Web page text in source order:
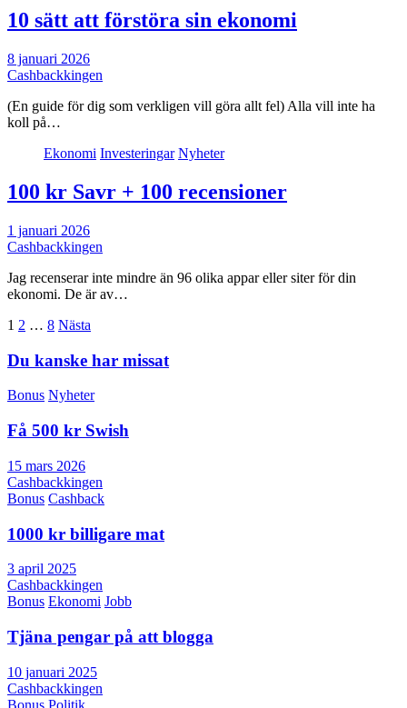
10 sätt att förstöra sin ekonomi
8 januari 2026
Cashbackkingen
(En guide för dig som verkligen vill göra allt fel) Alla vill inte ha
koll på…
Ekonomi Investeringar Nyheter
100 kr Savr + 100 recensioner
1 januari 2026
Cashbackkingen
Jag recenserar inte mindre än 96 olika appar eller siter för din
ekonomi. De är av…
Sidnumrering
för
1 2 … 8 Nästa
Du kanske har missat
Bonus Nyheter
Få 500 kr Swish
15 mars 2026
Cashbackkingen
Bonus Cashback
1000 kr billigare mat
3 april 2025
Cashbackkingen
Bonus Ekonomi Jobb
Tjäna pengar på att blogga
10 januari 2025
Cashbackkingen
Bonus Politik